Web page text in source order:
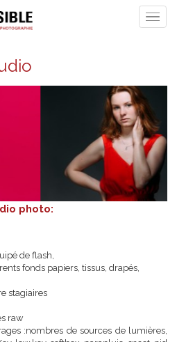
photo:
de flash,
fonds papiers, tissus, drapés,
stagiaires